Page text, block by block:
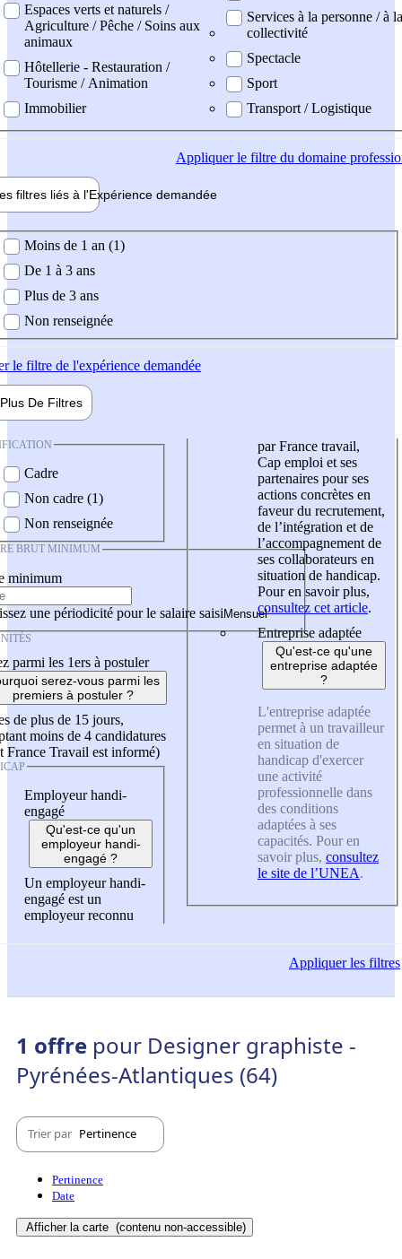
Espaces verts et naturels /
Agriculture / Pêche / Soins aux
animaux
Hôtellerie - Restauration /
Tourisme / Animation
Immobilier
Services à la personne / à la
collectivité
Spectacle
Sport
Transport / Logistique
Appliquerle filtre du domaine
filtres liés à l'Expérience demandée
demandée
Moins de 1 an (1)
De 1 à 3 ans
Plus de 3 ans
Non renseignée
le filtre de l'expérience demandée
Plus De Filtres
Cadre
Non cadre (1)
Non renseignée
BRUT MINIMUM
minimum
une périodicité pour le salaire saisi
parmi les 1ers à postuler
serez-vous parmi les
premiers à postuler ?
de plus de 15 jours,
moins de 4 candidatures
France Travail est informé)
Employeur handi-
engagé
Qu'est-ce qu'un
employeur handi-
engagé ?
Un employeur handi-
engagé est un
employeur reconnu
par France travail,
Cap emploi et ses
partenaires pour ses
actions concrètes en
faveur du recrutement,
de l’intégration et de
l’accompagnement de
ses collaborateurs en
situation de handicap.
Pour en savoir plus,
consultez cet article.
Entreprise adaptée
Qu'est-ce qu'une
entreprise adaptée
?
L'entreprise adaptée
permet à un travailleur
en situation de
handicap d'exercer
une activité
professionnelle dans
des conditions
adaptées à ses
capacités. Pour en
savoir plus, consultez
le site de l’UNEA.
Appliquerles filtres
1 offre pour Designer graphiste -
Pyrénées-Atlantiques (64)
Trier par Pertinence
Pertinence
Date
Afficher la carte (contenu non-accessible)